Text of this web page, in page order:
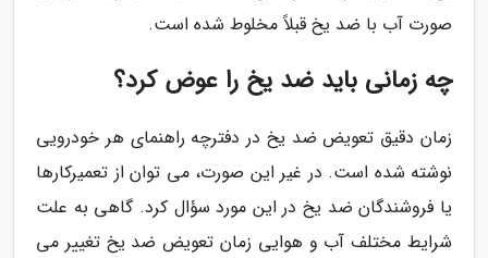
صورت آب با ضد یخ قبلاً مخلوط شده است.
چه زمانی باید ضد یخ را عوض کرد؟
زمان دقیق تعویض ضد یخ در دفترچه راهنمای هر خودرویی
نوشته شده است. در غیر این صورت، می توان از تعمیرکارها
یا فروشندگان ضد یخ در این مورد سؤال کرد. گاهی به علت
شرایط مختلف آب و هوایی زمان تعویض ضد یخ تغییر می